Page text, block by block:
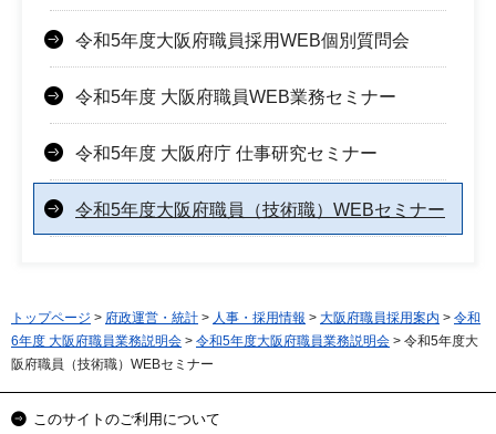
令和5年度大阪府職員採用WEB個別質問会
令和5年度 大阪府職員WEB業務セミナー
令和5年度 大阪府庁 仕事研究セミナー
令和5年度大阪府職員（技術職）WEBセミナー
トップページ > 府政運営・統計 > 人事・採用情報 > 大阪府職員採用案内 > 令和
6年度 大阪府職員業務説明会 > 令和5年度大阪府職員業務説明会 > 令和5年度大
阪府職員（技術職）WEBセミナー
このサイトのご利用について